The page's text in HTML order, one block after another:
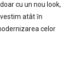
cu un nou look,
atât ȋn
celor